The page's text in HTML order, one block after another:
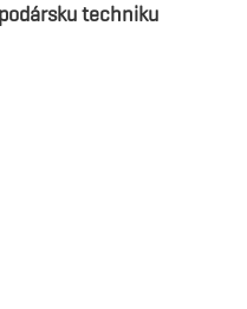
techniku